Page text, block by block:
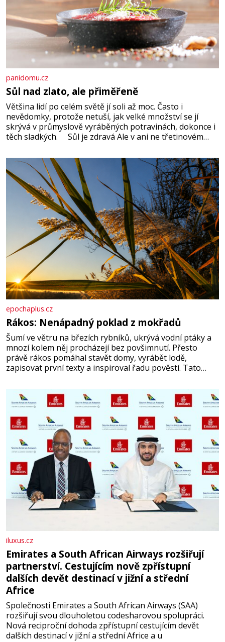
panidomu.cz
Sůl nad zlato, ale přiměřeně
Většina lidí po celém světě jí soli až moc. Často i
nevědomky, protože netuší, jak velké množství se jí
skrývá v průmyslově vyráběných potravinách, dokonce i
těch sladkých. Sůl je zdravá Ale v ani ne třetinovém
základní složky– sodík a chlór – jsou zásadní pro
správné hospodaření
epochaplus.cz
Rákos: Nenápadný poklad z mokřadů
Šumí ve větru na březích rybníků, ukrývá vodní ptáky a
mnozí kolem něj procházejí bez povšimnutí. Přesto
právě rákos pomáhal stavět domy, vyrábět lodě,
zapisovat první texty a inspiroval řadu pověstí. Tato
let. Většina lidí vnímá rákos jen jako obyčejnou kulisu
letního koupání. Stačí se však podívat
iluxus.cz
Emirates a South African Airways rozšiřují
partnerství. Cestujícím nově zpřístupní
dalších devět destinací v jižní a střední
Africe
Společnosti Emirates a South African Airways (SAA)
rozšiřují svou dlouholetou codesharovou spolupráci.
Nová reciproční dohoda zpřístupní cestujícím devět
dalších destinací v jižní a střední Africe a u